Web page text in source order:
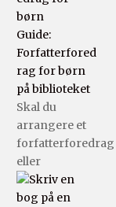
Guide:
Forfatterfored
rag for børn
på biblioteket
Skal du
arrangere et
forfatterforedrag
eller